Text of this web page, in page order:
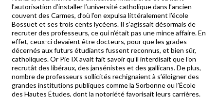
l’autorisation d’installer l’université catholique dans l’ancien
couvent des Carmes, d’où l’on expulsa littéralement l’école
Bossuet et ses trois cents lycéens. Il s’agissait désormais de
recruter des professeurs, ce qui n’était pas une mince affaire. En
effet, ceux-ci devaient être docteurs, pour que les grades
décernés aux futurs étudiants fussent reconnus, et bien sûr,
catholiques. Or Pie IX avait fait savoir qu’il interdisait que l’on
recrutât des libéraux, des jansénistes et des gallicans. De plus,
nombre de professeurs sollicités rechignaient à s’éloigner des
grandes institutions publiques comme la Sorbonne ou l’École
des Hautes Études, dont la notoriété favorisait leurs carrières.